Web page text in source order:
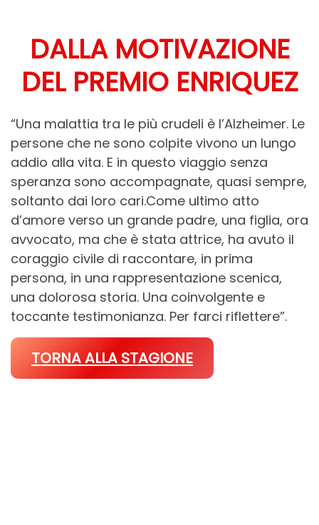
DALLA MOTIVAZIONE
DEL PREMIO ENRIQUEZ
“Una malattia tra le più crudeli è l’Alzheimer. Le
persone che ne sono colpite vivono un lungo
addio alla vita. E in questo viaggio senza
speranza sono accompagnate, quasi sempre,
soltanto dai loro cari.Come ultimo atto
d’amore verso un grande padre, una figlia, ora
avvocato, ma che è stata attrice, ha avuto il
coraggio civile di raccontare, in prima
persona, in una rappresentazione scenica,
una dolorosa storia. Una coinvolgente e
toccante testimonianza. Per farci riflettere”.
TORNA ALLA STAGIONE